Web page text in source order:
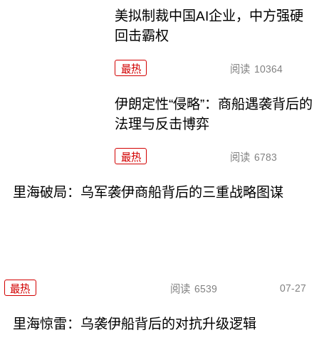
美拟制裁中国AI企业，中方强硬
回击霸权
最热 阅读 10364
伊朗定性“侵略”：商船遇袭背后的
法理与反击博弈
最热 阅读 6783
里海破局：乌军袭伊商船背后的三重战略图谋
最热 阅读 6539 07-27
里海惊雷：乌袭伊船背后的对抗升级逻辑